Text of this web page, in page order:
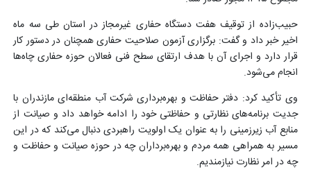
حبیب‌زاده از توقیف هفت دستگاه حفاری غیرمجاز در استان طی سه ماه
اخیر خبر داد و گفت: برگزاری آزمون صلاحیت حفاری همچنان در دستور کار
قرار دارد و اجرای آن با هدف ارتقای سطح فنی فعالان حوزه حفاری چاه‌ها
انجام می‌شود.
وی تأکید کرد: دفتر حفاظت و بهره‌برداری شرکت آب منطقه‌ای مازندران با
جدیت برنامه‌های نظارتی و حفاظتی خود را ادامه خواهد داد و صیانت از
منابع آب زیرزمینی را به عنوان یک اولویت راهبردی دنبال می‌کند که در این
مسیر به همراهی همه مردم و بهره‌برداران چه در حوزه صیانت و حفاظت و
چه در امر نظارت نیازمندیم.